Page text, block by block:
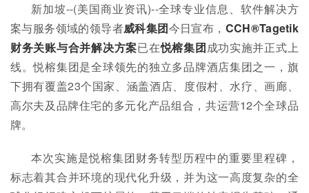
新加坡--(美国商业资讯)--全球专业信息、软件解决方
案与服务领域的领导者威科集团今日宣布， CCH®Tagetik
财务关账与合并解决方案已在悦榕集团成功实施并正式上
线。悦榕集团是全球领先的独立多品牌酒店集团之一，旗
下拥有覆盖23个国家、涵盖酒店、度假村、水疗、画廊、
高尔夫及品牌住宅的多元化产品组合，共运营12个全球品
牌。
本次实施是悦榕集团财务转型历程中的重要里程碑，
标志着其合并环境的现代化升级，并为这一高度复杂的全